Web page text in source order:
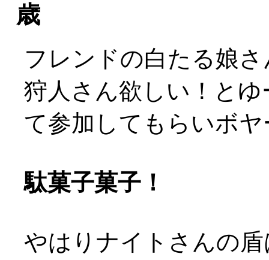
歳
フレンドの白たる娘
狩人さん欲しい！と
て参加してもらいボ
駄菓子菓子！
やはりナイトさんの